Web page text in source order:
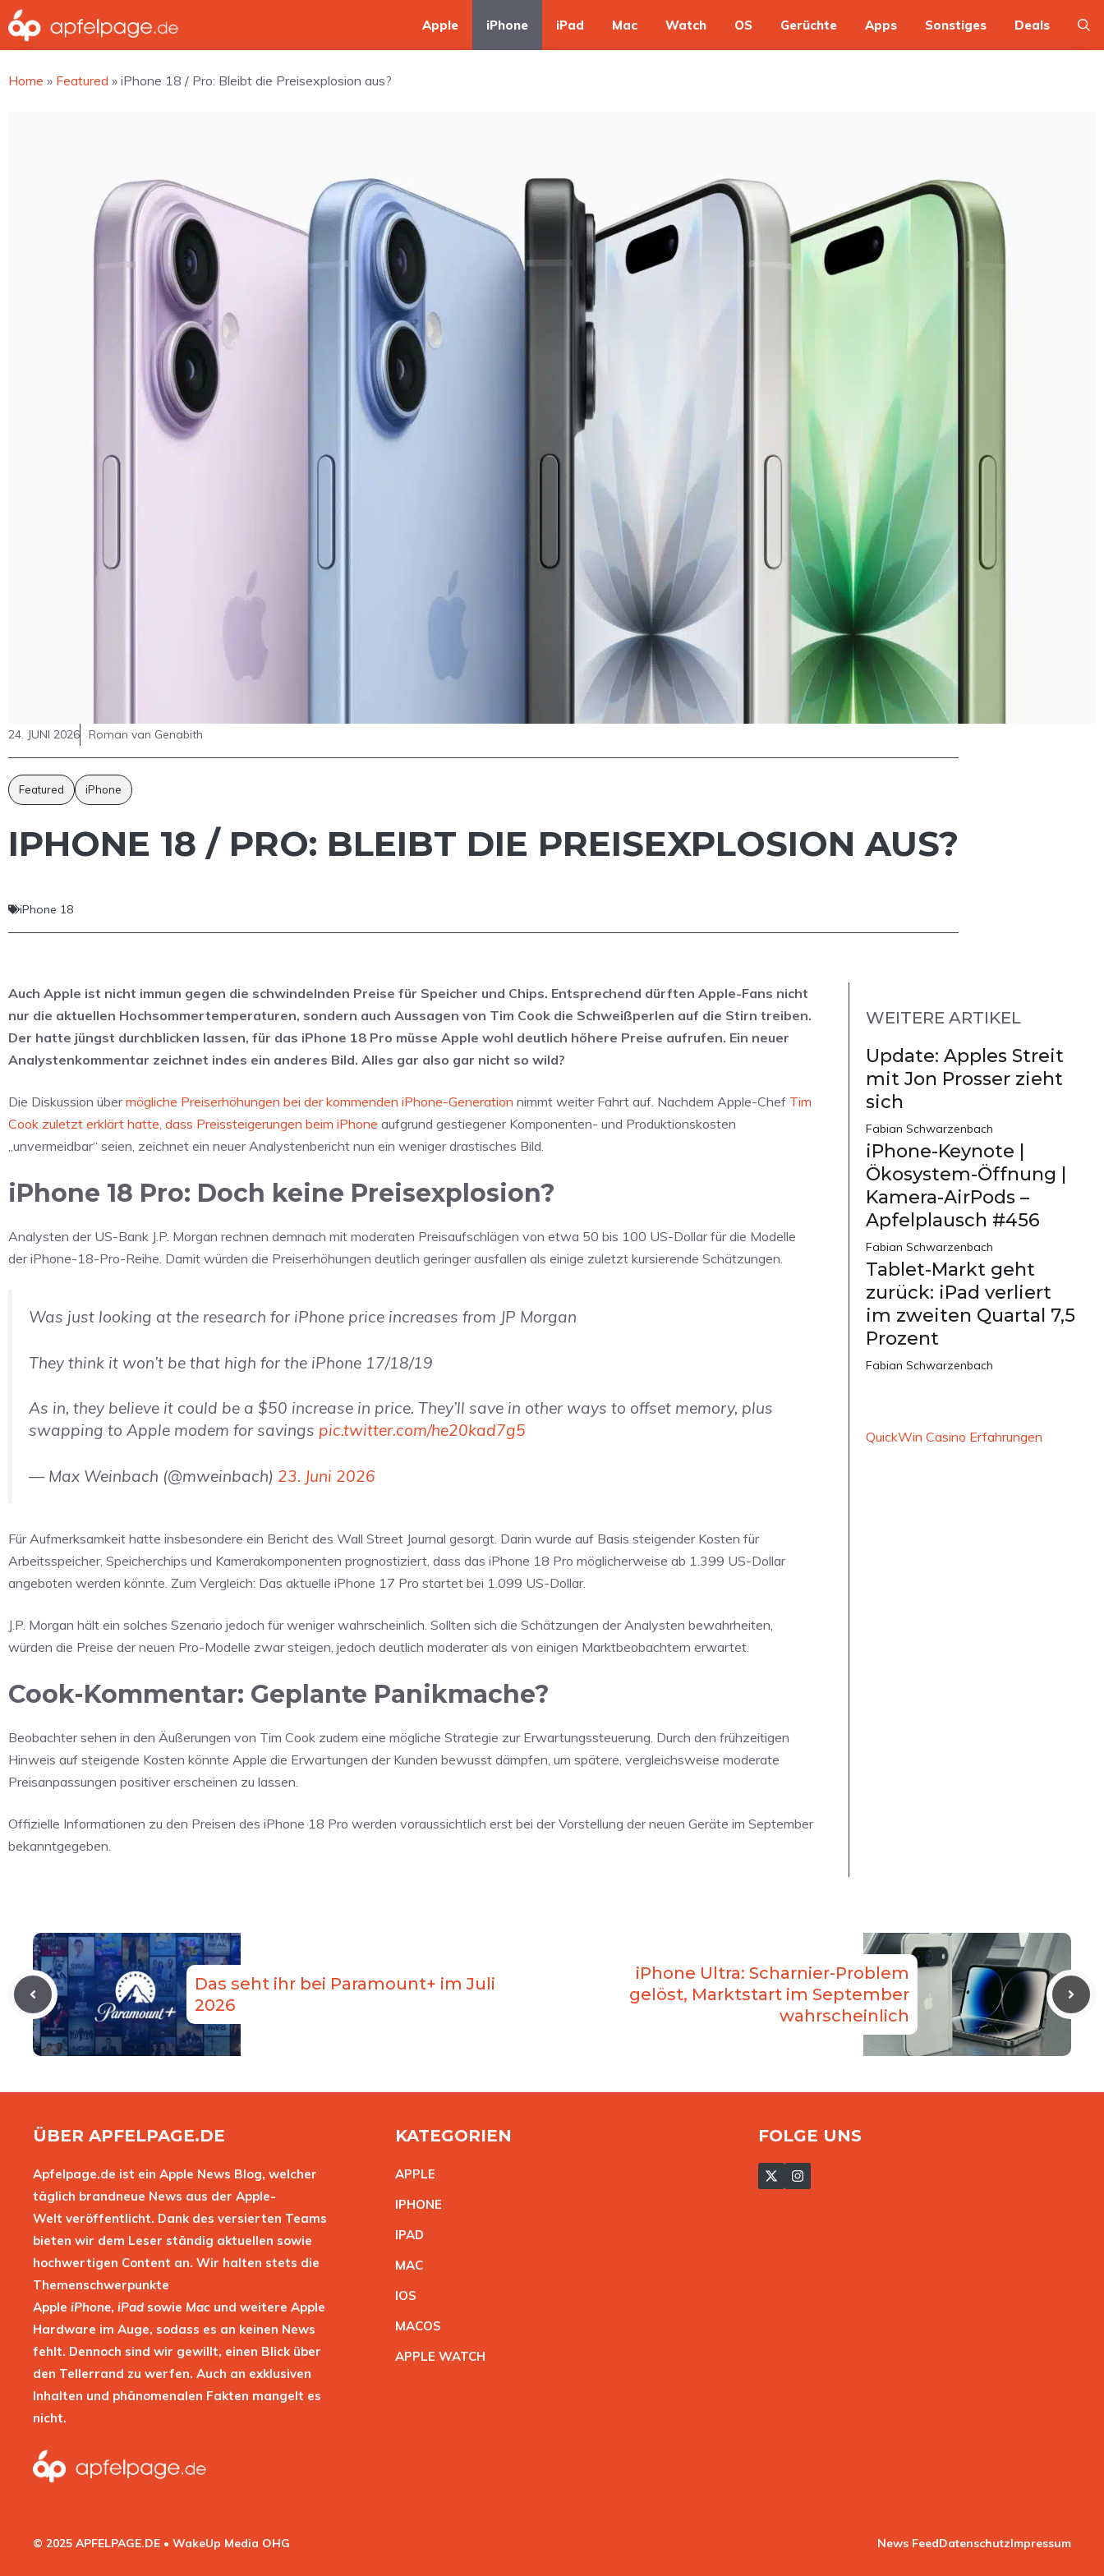
Zum
Inhalt
springen
Apple iPhone iPad Mac Watch OS Gerüchte Apps Sonstiges Deals
Home » Featured » iPhone 18 / Pro: Bleibt die Preisexplosion aus?
24. JUNI 2026 Roman van Genabith
Featured iPhone
IPHONE 18 / PRO: BLEIBT DIE PREISEXPLOSION AUS?
iPhone 18
Auch Apple ist nicht immun gegen die schwindelnden Preise für Speicher und Chips. Entsprechend dürften Apple-Fans nicht
nur die aktuellen Hochsommertemperaturen, sondern auch Aussagen von Tim Cook die Schweißperlen auf die Stirn treiben.
Der hatte jüngst durchblicken lassen, für das iPhone 18 Pro müsse Apple wohl deutlich höhere Preise aufrufen. Ein neuer
Analystenkommentar zeichnet indes ein anderes Bild. Alles gar also gar nicht so wild?
Die Diskussion übermögliche Preiserhöhungen bei der kommenden iPhone-Generation nimmt weiter Fahrt auf. Nachdem Apple-Chef Tim
Cook zuletzt erklärt hatte, dass Preissteigerungen beim iPhone aufgrund gestiegener Komponenten- und Produktionskosten
„unvermeidbar“ seien, zeichnet ein neuer Analystenbericht nun ein weniger drastisches Bild.
iPhone 18 Pro: Doch keine Preisexplosion?
Analysten der US-Bank J.P. Morgan rechnen demnach mit moderaten Preisaufschlägen von etwa 50 bis 100 US-Dollar für die Modelle
der iPhone-18-Pro-Reihe. Damit würden die Preiserhöhungen deutlich geringer ausfallen als einige zuletzt kursierende Schätzungen.
Was just looking at the research for iPhone price increases from JP Morgan
They think it won’t be that high for the iPhone 17/18/19
As in, they believe it could be a $50 increase in price. They’ll save in other ways to offset memory, plus
swapping to Apple modem for savings pic.twitter.com/he20kad7g5
— Max Weinbach (@mweinbach) 23. Juni 2026
Für Aufmerksamkeit hatte insbesondere ein Bericht des Wall Street Journal gesorgt. Darin wurde auf Basis steigender Kosten für
Arbeitsspeicher, Speicherchips und Kamerakomponenten prognostiziert, dass das iPhone 18 Pro möglicherweise ab 1.399 US-Dollar
angeboten werden könnte. Zum Vergleich: Das aktuelle iPhone 17 Pro startet bei 1.099 US-Dollar.
J.P. Morgan hält ein solches Szenario jedoch für weniger wahrscheinlich. Sollten sich die Schätzungen der Analysten bewahrheiten,
würden die Preise der neuen Pro-Modelle zwar steigen, jedoch deutlich moderater als von einigen Marktbeobachtern erwartet.
Cook-Kommentar: Geplante Panikmache?
Beobachter sehen in den Äußerungen von Tim Cook zudem eine mögliche Strategie zur Erwartungssteuerung. Durch den frühzeitigen
Hinweis auf steigende Kosten könnte Apple die Erwartungen der Kunden bewusst dämpfen, um spätere, vergleichsweise moderate
Preisanpassungen positiver erscheinen zu lassen.
Offizielle Informationen zu den Preisen des iPhone 18 Pro werden voraussichtlich erst bei der Vorstellung der neuen Geräte im September
bekanntgegeben.
WEITERE ARTIKEL
Update: Apples Streit
mit Jon Prosser zieht
sich
Fabian Schwarzenbach
iPhone-Keynote |
Ökosystem-Öffnung |
Kamera-AirPods –
Apfelplausch #456
Fabian Schwarzenbach
Tablet-Markt geht
zurück: iPad verliert
im zweiten Quartal 7,5
Prozent
Fabian Schwarzenbach
QuickWin Casino Erfahrungen
Das seht ihr bei Paramount+ im Juli
2026
iPhone Ultra: Scharnier-Problem
gelöst, Marktstart im September
wahrscheinlich
ÜBER APFELPAGE.DE
Apfelpage.de ist ein Apple News Blog, welcher
täglich brandneue News aus der Apple-
Welt veröffentlicht. Dank des versierten Teams
bieten wir dem Leser ständig aktuellen sowie
hochwertigen Content an. Wir halten stets die
Themenschwerpunkte
Apple iPhone, iPad sowie Mac und weitere Apple
Hardware im Auge, sodass es an keinen News
fehlt. Dennoch sind wir gewillt, einen Blick über
den Tellerrand zu werfen. Auch an exklusiven
Inhalten und phänomenalen Fakten mangelt es
nicht.
KATEGORIEN
APPLE
IPHONE
IPAD
MAC
IOS
MACOS
APPLE WATCH
FOLGE UNS
© 2025 APFELPAGE.DE • WakeUp Media OHG News FeedDatenschutzImpressum